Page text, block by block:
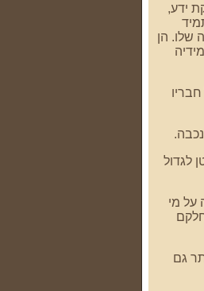
ידע,
שלו. הן
לגדול
על מי
גם